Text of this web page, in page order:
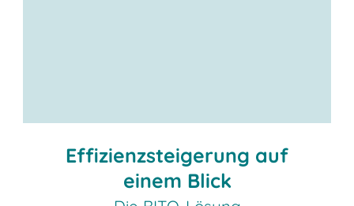
Effizienzsteigerung auf
einem Blick